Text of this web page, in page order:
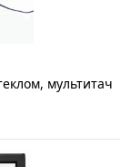
мультитач